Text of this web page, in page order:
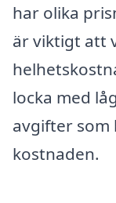
har olika
är viktigt att
locka med
avgifter som
kostnaden.